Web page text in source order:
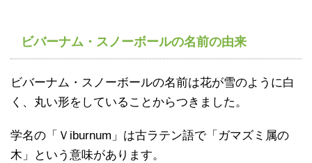
ビバーナム・スノーボールの名前の由来
ビバーナム・スノーボールの名前は花が雪のように白
く、丸い形をしていることからつきました。
学名の「Ｖiburnum」は古ラテン語で「ガマズミ属の
木」という意味があります。